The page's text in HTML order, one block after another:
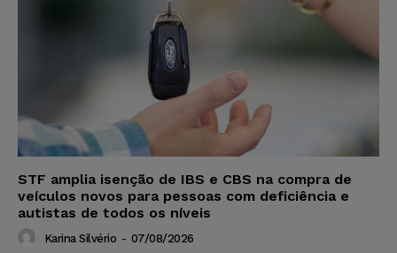
STF amplia isenção de IBS e CBS na compra de
veículos novos para pessoas com deficiência e
autistas de todos os níveis
Karina Silvério - 07/08/2026